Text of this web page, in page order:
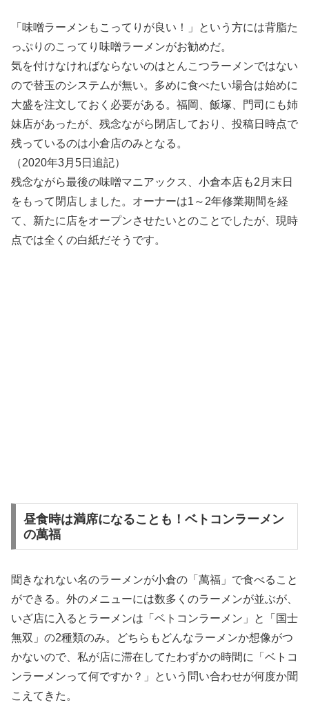
「味噌ラーメンもこってりが良い！」という方には背脂た
っぷりのこってり味噌ラーメンがお勧めだ。
気を付けなければならないのはとんこつラーメンではない
ので替玉のシステムが無い。多めに食べたい場合は始めに
大盛を注文しておく必要がある。福岡、飯塚、門司にも姉
妹店があったが、残念ながら閉店しており、投稿日時点で
残っているのは小倉店のみとなる。
（2020年3月5日追記）
残念ながら最後の味噌マニアックス、小倉本店も2月末日
をもって閉店しました。オーナーは1～2年修業期間を経
て、新たに店をオープンさせたいとのことでしたが、現時
点では全くの白紙だそうです。
昼食時は満席になることも！ベトコンラーメン
の萬福
聞きなれない名のラーメンが小倉の「萬福」で食べること
ができる。外のメニューには数多くのラーメンが並ぶが、
いざ店に入るとラーメンは「ベトコンラーメン」と「国士
無双」の2種類のみ。どちらもどんなラーメンか想像がつ
かないので、私が店に滞在してたわずかの時間に「ベトコ
ンラーメンって何ですか？」という問い合わせが何度か聞
こえてきた。